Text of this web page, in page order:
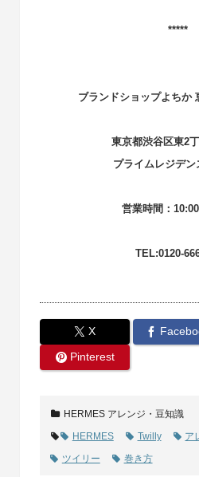
*****
ブランドショップよちか
東京都渋谷区東2
プライムレジデ
営業時間：
TEL:0120-
X
Pinterest
HERMES アレンジ・豆知識
HERMES
Twilly ア
ツイリー
巻き方